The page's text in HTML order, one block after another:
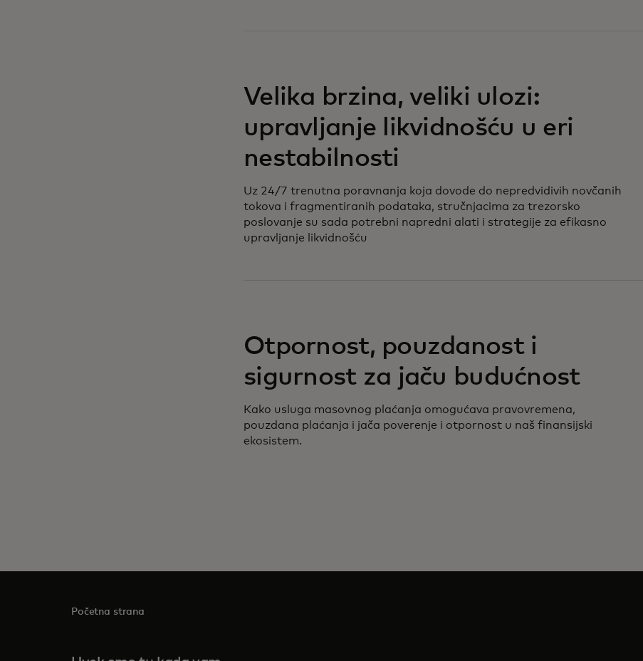
Velika brzina, veliki ulozi:
upravljanje likvidnošću u eri
nestabilnosti
Uz 24/7 trenutna poravnanja koja dovode do nepredvidivih novčanih
tokova i fragmentiranih podataka, stručnjacima za trezorsko
poslovanje su sada potrebni napredni alati i strategije za efikasno
upravljanje likvidnošću
Otpornost, pouzdanost i
sigurnost za jaču budućnost
Kako usluga masovnog plaćanja omogućava pravovremena,
pouzdana plaćanja i jača poverenje i otpornost u naš finansijski
ekosistem.
Početna strana